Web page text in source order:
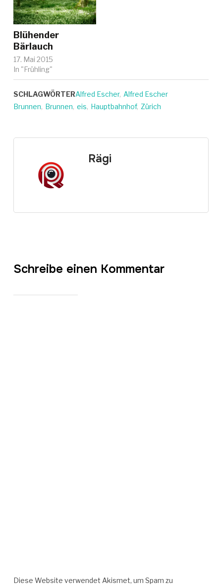
Blühender
Bärlauch
17. Mai 2015
In "Frühling"
SCHLAGWÖRTERAlfred Escher, Alfred Escher
Brunnen, Brunnen, eis, Hauptbahnhof, Zürich
Rägi
Schreibe einen Kommentar
Diese Website verwendet Akismet, um Spam zu